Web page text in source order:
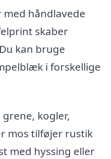
håndlavede
skaber
kan bruge
i forskellige
kogler,
mos tilføjer rustik
med hyssing eller